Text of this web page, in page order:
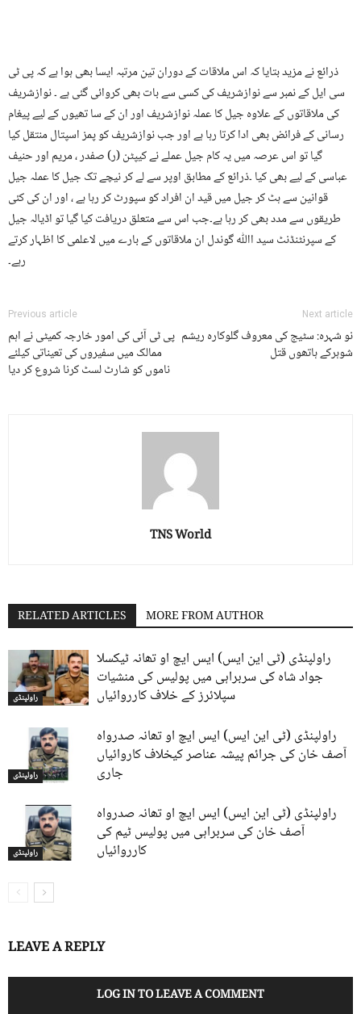
ذرائع نے مزید بتایا کہ اس ملاقات کے دوران تین مرتبہ ایسا بھی ہوا ہے کہ پی ٹی
سی ایل کے نمبر سے نوازشریف کی کسی سے بات بھی کروائی گئی ہے ۔ نوازشریف
کی ملاقاتوں کے علاوہ جیل کا عملہ نوازشریف اور ان کے سا تھیوں کے لیے پیغام
رسانی کے فرائض بھی ادا کرتا رہا ہے اور جب نوازشریف کو پمز اسپتال منتقل کیا
گیا تو اس عرصہ میں یہ کام جیل عملے نے کیپٹن (ر) صفدر ، مریم اور حنیف
عباسی کے لیے بھی کیا ۔ذرائع کے مطابق اوپر سے لے کر نیچے تک جیل کا عملہ جیل
قوانین سے ہٹ کر جیل میں قید ان افراد کو سپورٹ کر رہا ہے ، اور ان کی کئی
طریقوں سے مدد بھی کر رہا ہے۔جب اس سے متعلق دریافت کیا گیا تو اڈیالہ جیل
کے سپرنٹنڈنٹ سید اﷲ گوندل ان ملاقاتوں کے بارے میں لاعلمی کا اظہار کرتے
رہے۔
Previous article
پی ٹی آئی کی امور خارجہ کمیٹی نے اہم
ممالک میں سفیروں کی تعیناتی کیلئے
ناموں کو شارٹ لسٹ کرنا شروع کر دیا
Next article
نو شہرہ: سٹیج کی معروف گلوکارہ ریشم
شوہرکے ہاتھوں قتل
TNS World
RELATED ARTICLES MORE FROM AUTHOR
راولپنڈی
راولپنڈی (ٹی این ایس) ایس ایچ او تھانہ ٹیکسلا
جواد شاہ کی سربراہی میں پولیس کی منشیات
سپلائرز کے خلاف کارروائیاں
راولپنڈی
راولپنڈی (ٹی این ایس) ایس ایچ او تھانہ صدرواہ
آصف خان کی جرائم پیشہ عناصر کیخلاف کاروائیاں
جاری
راولپنڈی
راولپنڈی (ٹی این ایس) ایس ایچ او تھانہ صدرواہ
آصف خان کی سربراہی میں پولیس ٹیم کی
کارروائیاں
LEAVE A REPLY
LOG IN TO LEAVE A COMMENT